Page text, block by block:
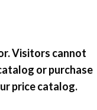
Visitors cannot
or purchase
price catalog.